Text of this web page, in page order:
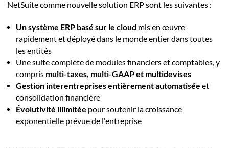
NetSuite comme nouvelle solution ERP sont les suivantes :
Un système ERP basé sur le cloud mis en œuvre
rapidement et déployé dans le monde entier dans toutes
les entités
Une suite complète de modules financiers et comptables, y
compris multi-taxes, multi-GAAP et multidevises
Gestion interentreprises entièrement automatisée et
consolidation financière
Évolutivité illimitée pour soutenir la croissance
exponentielle prévue de l'entreprise